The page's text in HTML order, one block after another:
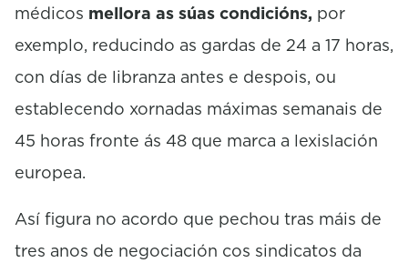
médicos mellora as súas condicións, por
exemplo, reducindo as gardas de 24 a 17 horas,
con días de libranza antes e despois, ou
establecendo xornadas máximas semanais de
45 horas fronte ás 48 que marca a lexislación
europea.
Así figura no acordo que pechou tras máis de
tres anos de negociación cos sindicatos da